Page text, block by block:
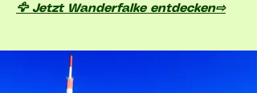
🦅 Jetzt Wanderfalke entdecken⇨